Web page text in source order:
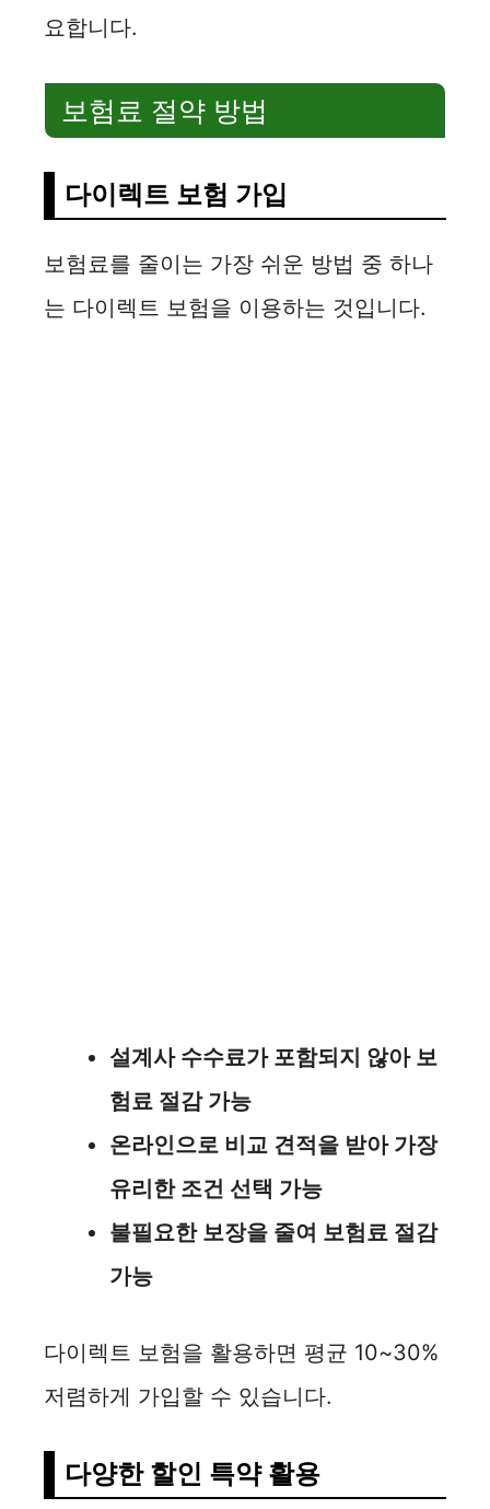
요합니다.
보험료 절약 방법
다이렉트 보험 가입
보험료를 줄이는 가장 쉬운 방법 중 하나
는 다이렉트 보험을 이용하는 것입니다.
설계사 수수료가 포함되지 않아 보
험료 절감 가능
온라인으로 비교 견적을 받아 가장
유리한 조건 선택 가능
불필요한 보장을 줄여 보험료 절감
가능
다이렉트 보험을 활용하면 평균 10~30%
저렴하게 가입할 수 있습니다.
다양한 할인 특약 활용